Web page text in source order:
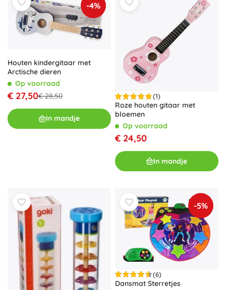
-4%
Houten kindergitaar met
Arctische dieren
Op voorraad
€ 27,50€ 28,50
In mandje
(1)
Roze houten gitaar met
bloemen
Op voorraad
€ 24,50
In mandje
-5%
(6)
Dansmat Sterretjes